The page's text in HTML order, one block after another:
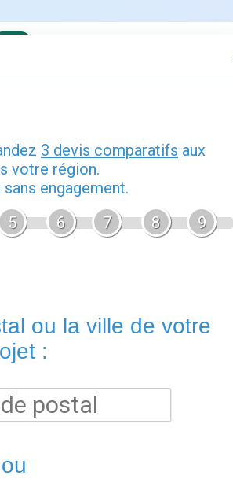
Engie Fournisseurs Demenagement
que de nombreux foyers français
thématique vous permet de mieux
les démarches
à chaque étape avec des guides
énergie
d'énergie
concernent souvent la
de situation. Dans tous les
l'essentiel des démarches
complexe, le service client de
paraît. La plupart des
(factures, contrats,